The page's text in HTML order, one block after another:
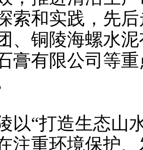
索和实践，先
、铜陵海螺水
膏有限公司等
以“打造生态山
注重环境保护